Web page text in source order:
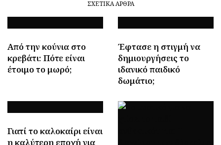
ΣΧΕΤΙΚΆ ΆΡΘΡΑ
Από την κούνια στο
κρεβάτι: Πότε είναι
έτοιμο το μωρό;
Έφτασε η στιγμή να
δημιουργήσεις το
ιδανικό παιδικό
δωμάτιο;
Γιατί το καλοκαίρι είναι
η καλύτερη εποχή για